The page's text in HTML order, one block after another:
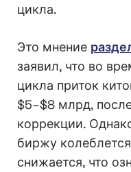
цикла.
Это мнение
заявил, что во
цикла приток
$5–$8 млрд,
коррекции.
биржу
снижается, что